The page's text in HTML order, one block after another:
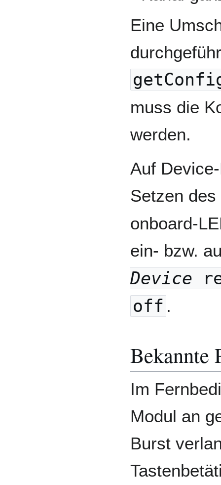
Eine
muss die
werden.
Auf
Setzen
onboard-
ein- bzw.
Device
off .
Bekannte
Im
Modul an
Burst